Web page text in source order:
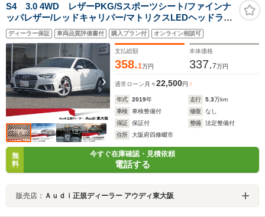
S4 3.0 4WD レザーPKG/Sスポーツシート/ファインナ
ッパレザー/レッドキャリパー/マトリクスLEDヘッドライ
ト/アシスタンスPKG/360度カメラ/全席シートヒーター/マ
ルチカラーアンビエントライト/認定中古車
ディーラー保証 車両品質評価書付 購入プラン付 オンライン相談可
支払総額
358.1万円
本体価格
337.7万円
通常ローン 月々22,500円
年式 2019年 走行 5.3万km
車検
車検整備付 修復
なし
保証
保証付 整備
法定整備付
住所
大阪府四條畷市
無
料
今すぐ在庫確認・見積依頼
電話する
販売店： Ａｕｄｉ正規ディーラー アウディ東大阪